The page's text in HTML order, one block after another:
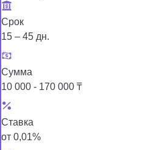
Срок
15 – 45 дн.
Сумма
10 000 - 170 000 ₸
Ставка
от 0,01%